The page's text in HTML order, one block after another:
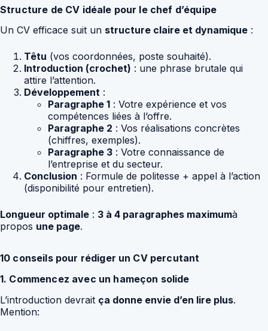
Structure de CV idéale pour le chef d’équipe
Un CV efficace suit un structure claire et dynamique :
Têtu (vos coordonnées, poste souhaité).
Introduction (crochet) : une phrase brutale qui
attire l’attention.
Développement :
Paragraphe 1 : Votre expérience et vos
compétences liées à l’offre.
Paragraphe 2 : Vos réalisations concrètes
(chiffres, exemples).
Paragraphe 3 : Votre connaissance de
l’entreprise et du secteur.
Conclusion : Formule de politesse + appel à l’action
(disponibilité pour entretien).
Longueur optimale : 3 à 4 paragraphes maximumà
propos une page.
10 conseils pour rédiger un CV percutant
1. Commencez avec un hameçon solide
L’introduction devrait ça donne envie d’en lire plus.
Mention: